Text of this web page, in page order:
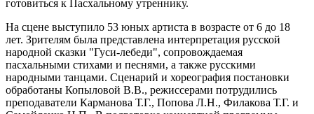
готовиться к Пасхальному утреннику.
На сцене выступило 53 юных артиста в возрасте от 6 до 18
лет. Зрителям была представлена интерпретация русской
народной сказки "Гуси-лебеди", сопровождаемая
пасхальными стихами и песнями, а также русскими
народными танцами. Сценарий и хореография постановки
обработаны Копыловой В.В., режиссерами потрудились
преподаватели Карманова Т.Г., Попова Л.Н., Филакова Т.Г. и